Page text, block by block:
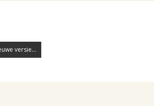
versie...